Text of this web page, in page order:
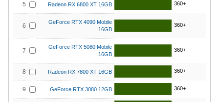
5 Radeon RX 6800 XT 16GB 360+
6
GeForce RTX 4090 Mobile
16GB
360+
7
GeForce RTX 5080 Mobile
16GB
360+
8 Radeon RX 7800 XT 16GB 360+
9 GeForce RTX 3080 12GB 360+